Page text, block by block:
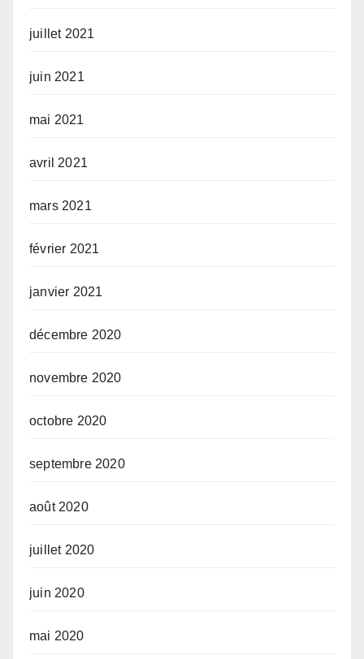
juillet 2021
juin 2021
mai 2021
avril 2021
mars 2021
février 2021
janvier 2021
décembre 2020
novembre 2020
octobre 2020
septembre 2020
août 2020
juillet 2020
juin 2020
mai 2020